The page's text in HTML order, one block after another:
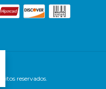
reservados.